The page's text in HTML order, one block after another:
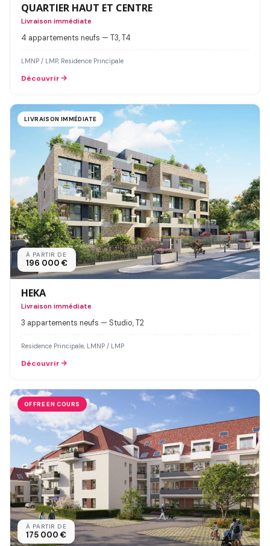
QUARTIER HAUT ET CENTRE
Livraison immédiate
4 appartements neufs — T3, T4
LMNP / LMP, Residence Principale
Découvrir
LIVRAISON IMMÉDIATE
À PARTIR DE
196 000 €
HEKA
Livraison immédiate
3 appartements neufs — Studio, T2
Residence Principale, LMNP / LMP
Découvrir
OFFRE EN COURS
À PARTIR DE
175 000 €